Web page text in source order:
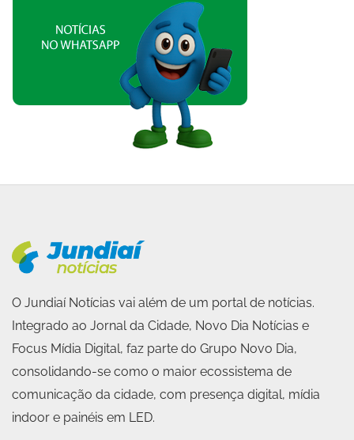
O Jundiaí Notícias vai além de um portal de notícias.
Integrado ao Jornal da Cidade, Novo Dia Notícias e
Focus Mídia Digital, faz parte do Grupo Novo Dia,
consolidando-se como o maior ecossistema de
comunicação da cidade, com presença digital, mídia
indoor e painéis em LED.